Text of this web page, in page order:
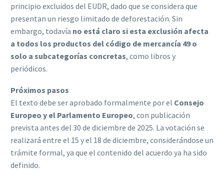
principio excluidos del EUDR, dado que se considera que
presentan un riesgo limitado de deforestación. Sin
embargo, todavía no está claro si esta exclusión afecta
a todos los productos del código de mercancía 49 o
solo a subcategorías concretas, como libros y
periódicos.
Próximos pasos
El texto debe ser aprobado formalmente por el Consejo
Europeo y el Parlamento Europeo, con publicación
prevista antes del 30 de diciembre de 2025. La votación se
realizará entre el 15 y el 18 de diciembre, considerándose un
trámite formal, ya que el contenido del acuerdo ya ha sido
definido.